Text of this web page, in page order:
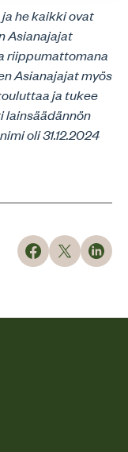
he kaikki ovat
Asianajajat
riippumattomana
Asianajajat myös
ja tukee
lainsäädännön
oli 31.12.2024